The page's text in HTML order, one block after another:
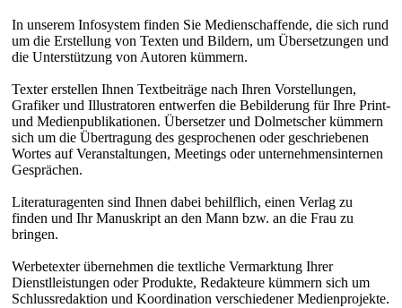
In unserem Infosystem finden Sie Medienschaffende, die sich rund
um die Erstellung von Texten und Bildern, um Übersetzungen und
die Unterstützung von Autoren kümmern.
Texter erstellen Ihnen Textbeiträge nach Ihren Vorstellungen,
Grafiker und Illustratoren entwerfen die Bebilderung für Ihre Print-
und Medienpublikationen. Übersetzer und Dolmetscher kümmern
sich um die Übertragung des gesprochenen oder geschriebenen
Wortes auf Veranstaltungen, Meetings oder unternehmensinternen
Gesprächen.
Literaturagenten sind Ihnen dabei behilflich, einen Verlag zu
finden und Ihr Manuskript an den Mann bzw. an die Frau zu
bringen.
Werbetexter übernehmen die textliche Vermarktung Ihrer
Dienstlleistungen oder Produkte, Redakteure kümmern sich um
Schlussredaktion und Koordination verschiedener Medienprojekte.